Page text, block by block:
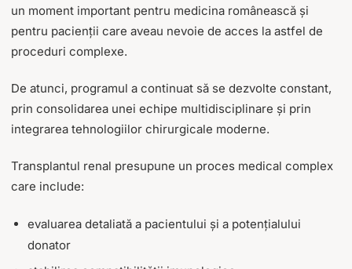
un moment important pentru medicina românească și
pentru pacienții care aveau nevoie de acces la astfel de
proceduri complexe.
De atunci, programul a continuat să se dezvolte constant,
prin consolidarea unei echipe multidisciplinare și prin
integrarea tehnologiilor chirurgicale moderne.
Transplantul renal presupune un proces medical complex
care include:
evaluarea detaliată a pacientului și a potențialului
donator